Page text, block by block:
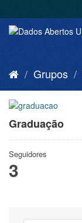
Grupos
Graduação
Seguidores
3